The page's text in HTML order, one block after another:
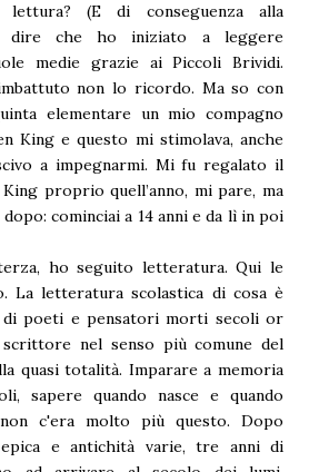
lettura? (E di conseguenza alla
dire che ho iniziato a leggere
medie grazie ai Piccoli Brividi.
non lo ricordo. Ma so con
elementare un mio compagno
King e questo mi stimolava, anche
a impegnarmi. Mi fu regalato il
proprio quell’anno, mi pare, ma
cominciai a 14 anni e da lì in poi
ho seguito letteratura. Qui le
La letteratura scolastica di cosa è
poeti e pensatori morti secoli or
nel senso più comune del
quasi totalità. Imparare a memoria
sapere quando nasce e quando
c'era molto più questo. Dopo
e antichità varie, tre anni di